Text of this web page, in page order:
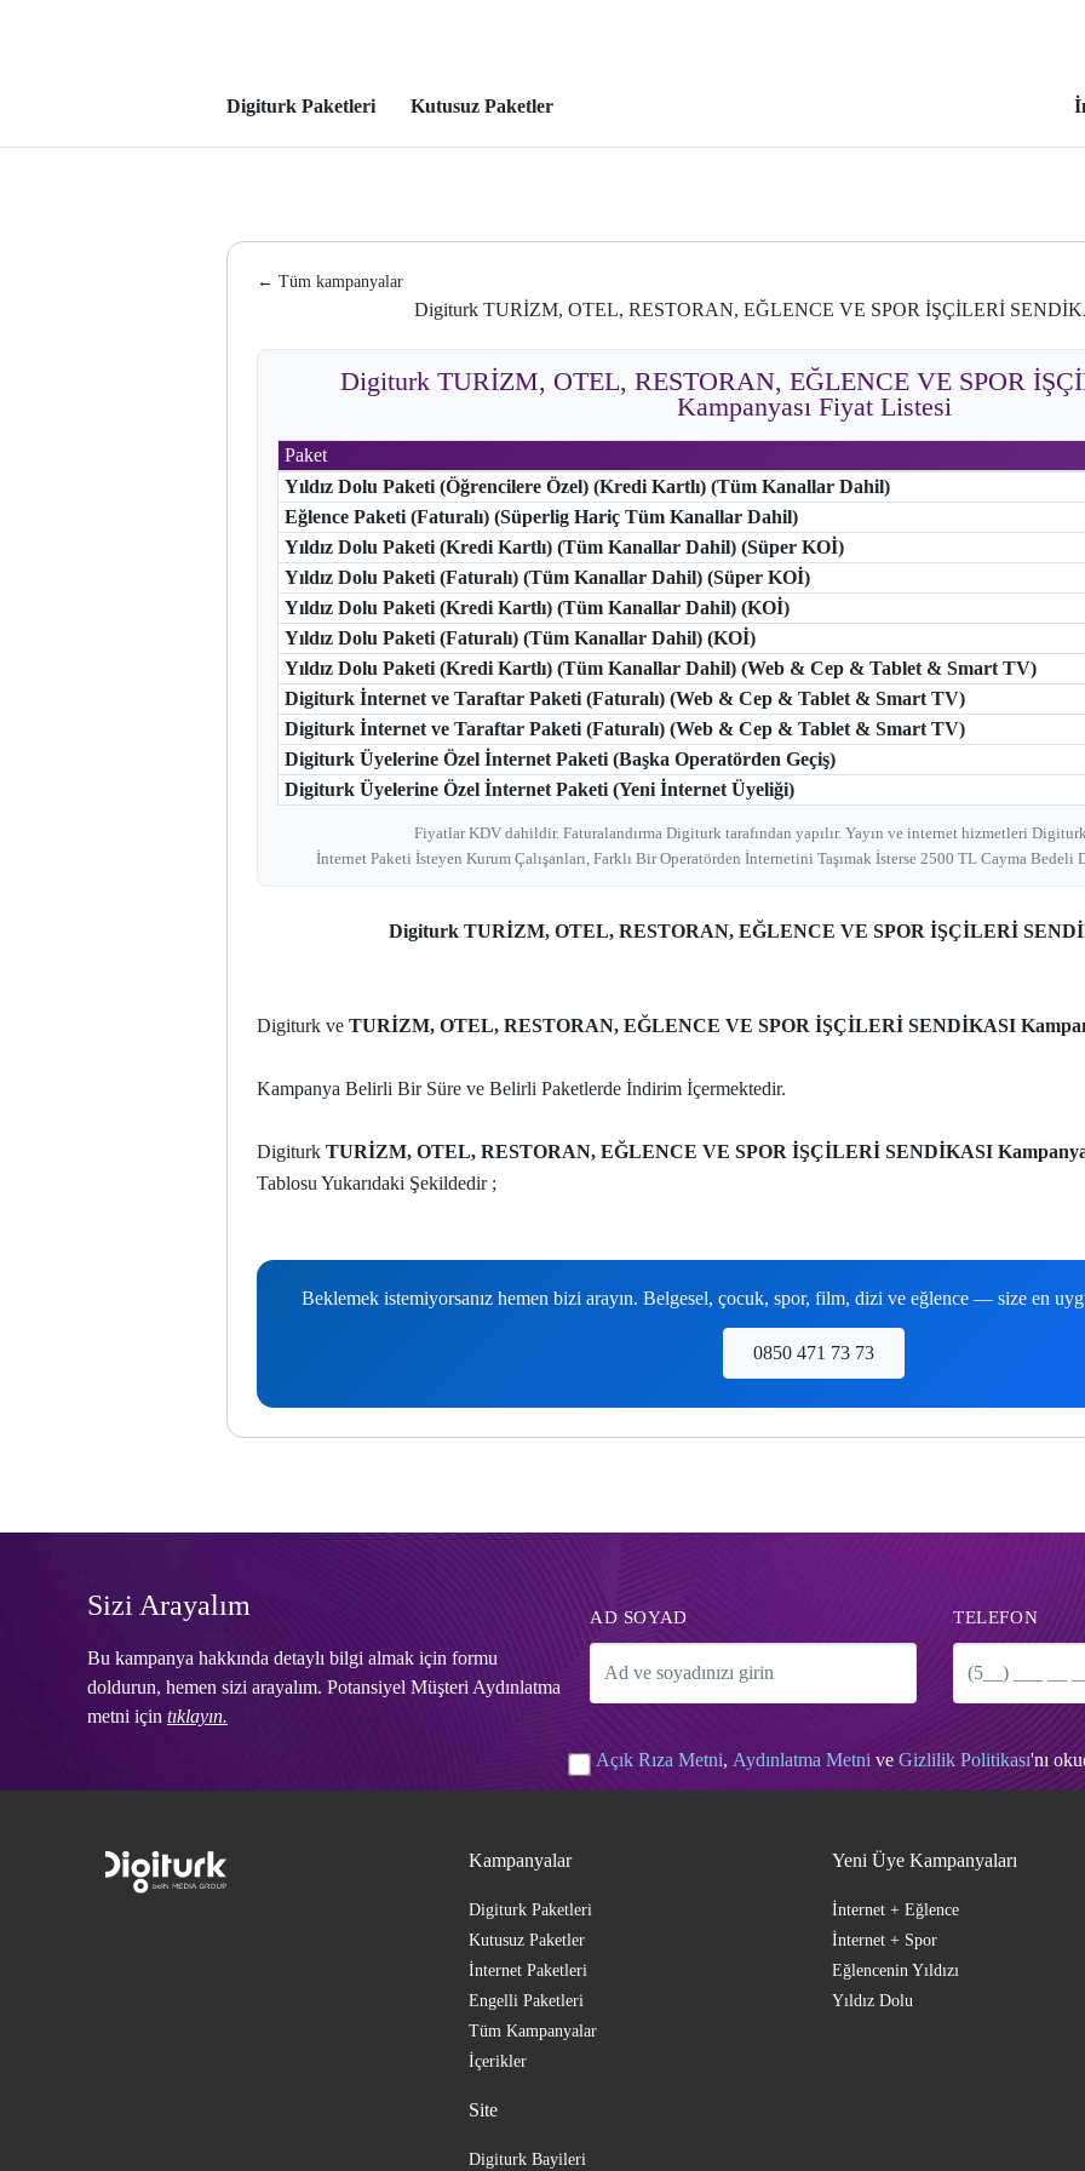
Digiturk Paketleri Kutusuz Paketler
← Tüm kampanyalar
Digiturk TURİZM, OTEL, RESTORAN, EĞLENCE VE SPOR İŞÇİLERİ
Digiturk TURİZM, OTEL, RESTORAN, EĞLENCE VE SPOR
Kampanyası Fiyat Listesi
Paket
Yıldız Dolu Paketi (Öğrencilere Özel) (Kredi Kartlı) (Tüm Kanallar Dahil)
Eğlence Paketi (Faturalı) (Süperlig Hariç Tüm Kanallar Dahil)
Yıldız Dolu Paketi (Kredi Kartlı) (Tüm Kanallar Dahil) (Süper KOİ)
Yıldız Dolu Paketi (Faturalı) (Tüm Kanallar Dahil) (Süper KOİ)
Yıldız Dolu Paketi (Kredi Kartlı) (Tüm Kanallar Dahil) (KOİ)
Yıldız Dolu Paketi (Faturalı) (Tüm Kanallar Dahil) (KOİ)
Yıldız Dolu Paketi (Kredi Kartlı) (Tüm Kanallar Dahil) (Web & Cep & Tablet & Smart TV)
Digiturk İnternet ve Taraftar Paketi (Faturalı) (Web & Cep & Tablet & Smart TV)
Digiturk İnternet ve Taraftar Paketi (Faturalı) (Web & Cep & Tablet & Smart TV)
Digiturk Üyelerine Özel İnternet Paketi (Başka Operatörden Geçiş)
Digiturk Üyelerine Özel İnternet Paketi (Yeni İnternet Üyeliği)
Fiyatlar KDV dahildir. Faturalandırma Digiturk tarafından yapılır. Yayın ve internet hizmetleri
İnternet Paketi İsteyen Kurum Çalışanları, Farklı Bir Operatörden İnternetini Taşımak İsterse 2500 TL Cayma Bedeli
Digiturk TURİZM, OTEL, RESTORAN, EĞLENCE VE SPOR İŞÇİLERİ
Digiturk ve TURİZM, OTEL, RESTORAN, EĞLENCE VE SPOR İŞÇİLERİ SENDİKASI
Kampanya Belirli Bir Süre ve Belirli Paketlerde İndirim İçermektedir.
Digiturk TURİZM, OTEL, RESTORAN, EĞLENCE VE SPOR İŞÇİLERİ SENDİKASI
Tablosu Yukarıdaki Şekildedir ;
Beklemek istemiyorsanız hemen bizi arayın. Belgesel, çocuk, spor, film, dizi ve eğlence — size en
0850 471 73 73
Sizi Arayalım
Bu kampanya hakkında detaylı bilgi almak için formu
doldurun, hemen sizi arayalım. Potansiyel Müşteri Aydınlatma
metni için tıklayın.
AD SOYAD TELEFON
Açık Rıza Metni, Aydınlatma Metni ve Gizlilik Politikası'nı
Kampanyalar
Digiturk Paketleri
Kutusuz Paketler
İnternet Paketleri
Engelli Paketleri
Tüm Kampanyalar
İçerikler
Site
Digiturk Bayileri
Yeni Üye Kampanyaları
İnternet + Eğlence
İnternet + Spor
Eğlencenin Yıldızı
Yıldız Dolu